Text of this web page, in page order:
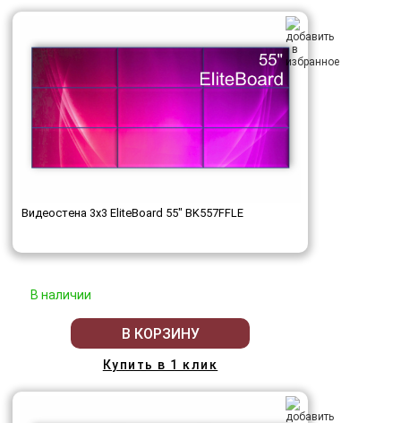
Видеостена 3x3 EliteBoard 55" BK557FFLE
В наличии
В КОРЗИНУ
Купить в 1 клик